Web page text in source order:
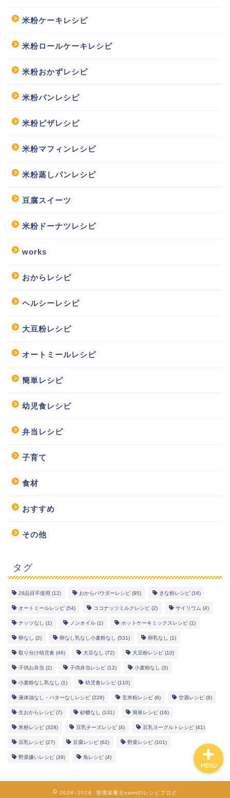
米粉ケーキレシピ
米粉ロールケーキレシピ
米粉おかずレシピ
米粉パンレシピ
米粉ピザレシピ
米粉マフィンレシピ
米粉蒸しパンレシピ
豆腐スイーツ
米粉ドーナツレシピ
works
おからレシピ
ヘルシーレシピ
大豆粉レシピ
オートミールレシピ
簡単レシピ
幼児食レシピ
弁当レシピ
子育て
食材
おすすめ
その他
タグ
28品目不使用 (12) おからパウダーレシピ (95) きな粉レシピ (16)
オートミールレシピ (54) ココナッツミルクレシピ (2) サイリウム (4)
ナッツなし (1) ノンオイル (1) ホットケーキミックスレシピ (1)
卵なし (2) 卵なし乳なし小麦粉なし (531) 卵乳なし (1)
取り分け幼児食 (46) 大豆なし (72) 大豆粉レシピ (10)
子供お弁当 (2) 子供弁当レシピ (12) 小麦粉なし (3)
小麦粉なし乳なし (1) 幼児食レシピ (110)
液体油なし・バターなしレシピ (228) 玄米粉レシピ (6) 甘酒レシピ (8)
生おからレシピ (7) 砂糖なし (131) 簡単レシピ (16)
米粉レシピ (328) 豆乳チーズレシピ (4) 豆乳ヨーグルトレシピ (41)
豆乳レシピ (27) 豆腐レシピ (62) 野菜レシピ (101)
野菜嫌いレシピ (39) 魚レシピ (4)
2024–2026 管理栄養士namiのレシピブログ
MENU
幼児食レシピ
米粉レシピ
ヘルシーレシピ
works